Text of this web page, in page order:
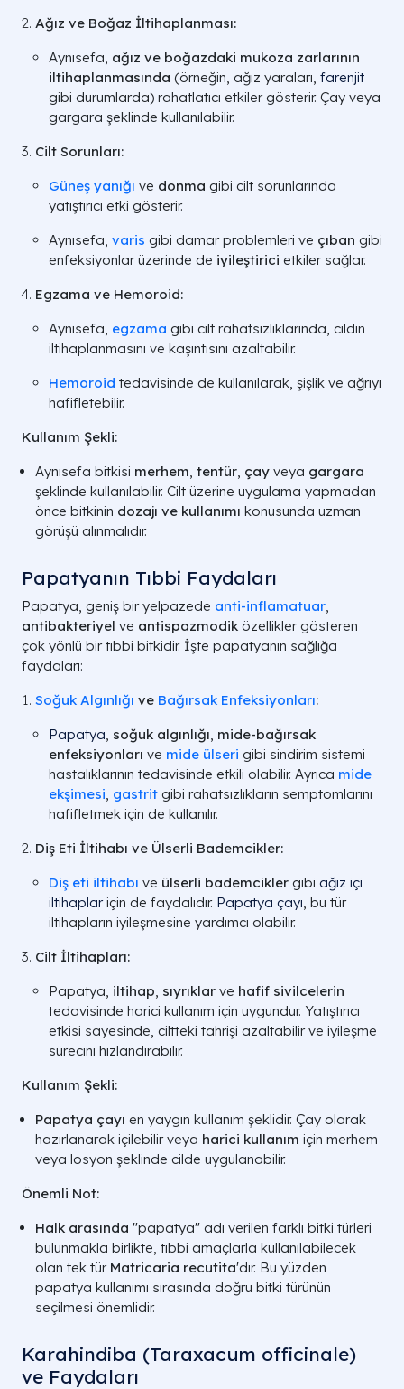
Ağız ve Boğaz İltihaplanması:
Aynısefa, ağız ve boğazdaki mukoza zarlarının
iltihaplanmasında (örneğin, ağız yaraları, farenjit
gibi durumlarda) rahatlatıcı etkiler gösterir. Çay veya
gargara şeklinde kullanılabilir.
Cilt Sorunları:
Güneş yanığı ve donma gibi cilt sorunlarında
yatıştırıcı etki gösterir.
Aynısefa, varis gibi damar problemleri ve çıban gibi
enfeksiyonlar üzerinde de iyileştirici etkiler sağlar.
Egzama ve Hemoroid:
Aynısefa, egzama gibi cilt rahatsızlıklarında, cildin
iltihaplanmasını ve kaşıntısını azaltabilir.
Hemoroid tedavisinde de kullanılarak, şişlik ve ağrıyı
hafifletebilir.
Kullanım Şekli:
Aynısefa bitkisi merhem, tentür, çay veya gargara
şeklinde kullanılabilir. Cilt üzerine uygulama yapmadan
önce bitkinin dozajı ve kullanımı konusunda uzman
görüşü alınmalıdır.
Papatyanın Tıbbi Faydaları
Papatya, geniş bir yelpazede anti-inflamatuar,
antibakteriyel ve antispazmodik özellikler gösteren
çok yönlü bir tıbbi bitkidir. İşte papatyanın sağlığa
faydaları:
Soğuk Algınlığı ve Bağırsak Enfeksiyonları:
Papatya, soğuk algınlığı, mide-bağırsak
enfeksiyonları ve mide ülseri gibi sindirim sistemi
hastalıklarının tedavisinde etkili olabilir. Ayrıca mide
ekşimesi, gastrit gibi rahatsızlıkların semptomlarını
hafifletmek için de kullanılır.
Diş Eti İltihabı ve Ülserli Bademcikler:
Diş eti iltihabı ve ülserli bademcikler gibi ağız içi
iltihaplariçin de faydalıdır. Papatya çayı, bu tür
iltihapların iyileşmesine yardımcı olabilir.
Cilt İltihapları:
Papatya, iltihap, sıyrıklar ve hafif sivilcelerin
tedavisinde harici kullanım için uygundur. Yatıştırıcı
etkisi sayesinde, ciltteki tahrişi azaltabilir ve iyileşme
sürecini hızlandırabilir.
Kullanım Şekli:
Papatya çayı en yaygın kullanım şeklidir. Çay olarak
hazırlanarak içilebilir veya harici kullanım için merhem
veya losyon şeklinde cilde uygulanabilir.
Önemli Not:
Halk arasında "papatya" adı verilen farklı bitki türleri
bulunmakla birlikte, tıbbi amaçlarla kullanılabilecek
olan tek tür Matricaria recutita'dır. Bu yüzden
papatya kullanımı sırasında doğru bitki türünün
seçilmesi önemlidir.
Karahindiba (Taraxacum officinale)
ve Faydaları